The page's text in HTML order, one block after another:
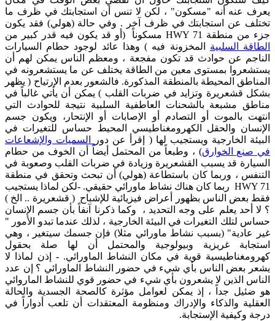
يعرف عنه أنه "مسكون" ، لكن لا تنس أن استجابتك في ظرف ما
تختلف عن استجابتك في ظرف آخر . وفي حالة (هولي) فقد يكون
جزء من منطقة HWY 71 مسكوناً (أو قد يكون فيه قدر كبير من
الطاقة السلبية المخزونة فيه ) وهذا عائد لوجود حطام السيارات
الناجم عن حوادث قد تكون مفجعة ، ومعظم الناس يمكن لهم أن
يستشعروا بمستوى معين من الطاقة يختلف عن ما يستشعرونه في
المناطق المحيطة بالمنطقة المذكورة. فالشعور بعدم الإرتياح ( يظهر
بشكل قشعريرة وتزايد في ضربات القلب ) يمكن أن يأتي غالباً في
مناطق مشبعة بالشحنات العاطفية السلبية نتيجة للحوادث التي
انتهت بالموت أو التصادم أو الإصابات أو الإنتحار، ويكون جسم
الإنسان والحقل الكهرومغناطيسي المحيط حساس للتغيرات في
البيئة الخارجية ويستجيب لها ( إقرأ عن دور
السميات والإشعاعات
في صنع الخوارق) ، وطبعاً من المحتمل أيضاً أن الخوف من حطام
السيارة قد يسبب القشعريرة وزيادة في ضربات القلب وصعوبة في
التنفس ، وربما كان باستطاعة (هولي) أن تبحث وتحقق في منطقة
HWY 71 ربما كان هناك نشاط ماورائي حقيقي.
-لكن لماذا يستجيب
فقط بعض الناس بظهور أعراض فيزيائية للإشباح ( قشعريرة .. الخ )
؟ لا أحد يعلم على وجه التحديد ، وكما ذكرنا آنفاً بأن جسم الإنسان
حساس لتلك التغيرات في البيئة الخارجية ، لذلك عندما تبدو الأمور "
غير عادية" (بسبب نشاط ماورائي مثلا) فإن جسمك سيتغير ، وهي
استجابة غريزية وبيولوجية والمحتمل أن لها صلة بحقول
كهرومغناطيسية قوية في مكان النشاط الماورائي. - إذن لماذا لا
يشعر بعض الناس بأي شيء في حضور النشاط الماورائي ؟ إن عدد
الناس الذين لا يشعرون بأي شيء في حضور قوي للنشاط الماروائي
هو ضئيل جداً ، إذ يمكن لعوامل مؤثرة كالصحة الجسدية والحالة
العقلية والذكاء والإدراك ومنظومة المعتقدات أن تلعب أدواراً في
درجة وكيفية الإستجابة.